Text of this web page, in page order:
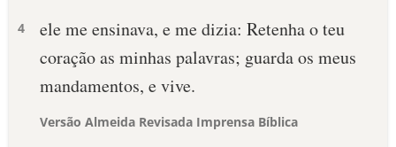
4
ele me ensinava, e me dizia: Retenha o teu
coração as minhas palavras; guarda os meus
mandamentos, e vive.
Versão Almeida Revisada Imprensa Bíblica